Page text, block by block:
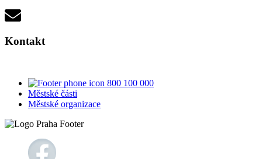
Kontakt
800 100 000
Městské části
Městské organizace